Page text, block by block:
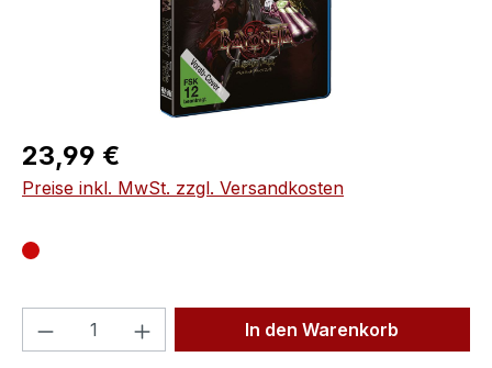
Regulärer Preis:
23,99 €
Preise inkl. MwSt. zzgl. Versandkosten
Produkt Anzahl: Gib denIn den Warenkorb